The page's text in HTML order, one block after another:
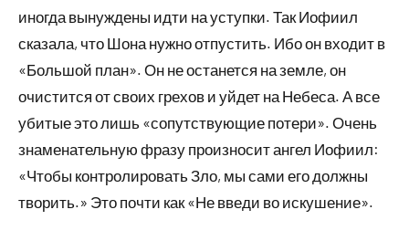
иногда вынуждены идти на уступки. Так Иофиил
сказала, что Шона нужно отпустить. Ибо он входит в
«Большой план». Он не останется на земле, он
очистится от своих грехов и уйдет на Небеса. А все
убитые это лишь «сопутствующие потери». Очень
знаменательную фразу произносит ангел Иофиил:
«Чтобы контролировать Зло, мы сами его должны
творить.» Это почти как «Не введи во искушение».